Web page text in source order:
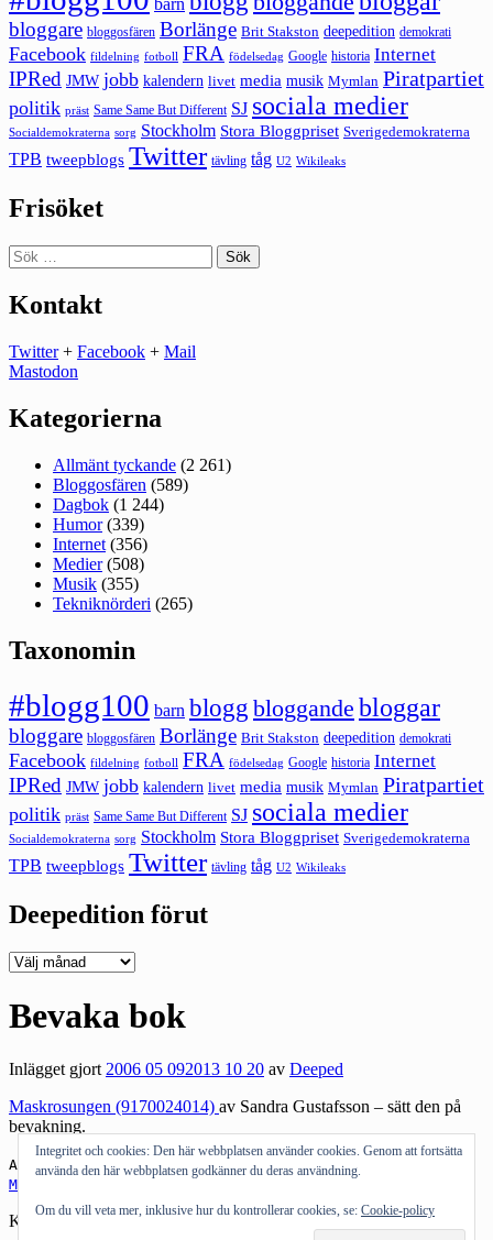
barn
bloggare bloggosfären Borlänge Brit Stakston deepedition demokrati
Facebook fildelning fotboll FRA födelsedag Google historia Internet
IPRed JMW jobb kalendern livet media musik Mymlan Piratpartiet
politik präst Same Same But Different SJ sociala medier
Socialdemokraterna sorg Stockholm Stora Bloggpriset Sverigedemokraterna
TPB tweepblogs Twitter tävling tåg U2 Wikileaks
Frisöket
Sök
efter:
Kontakt
Twitter+ Facebook + Mail
Mastodon
Kategorierna
Allmänt tyckande (2 261)
Bloggosfären (589)
Dagbok (1 244)
Humor(339)
Internet (356)
Medier(508)
Musik (355)
Tekniknörderi (265)
Taxonomin
#blogg100 barn blogg bloggande bloggar
bloggare bloggosfären Borlänge Brit Stakston deepedition demokrati
Facebook fildelning fotboll FRA födelsedag Google historia Internet
IPRed JMW jobb kalendern livet media musik Mymlan Piratpartiet
politik präst Same Same But Different SJ sociala medier
Socialdemokraterna sorg Stockholm Stora Bloggpriset Sverigedemokraterna
TPB tweepblogs Twitter tävling tåg U2 Wikileaks
Deepedition förut
Deepedition
Bevaka bok
Inlägget gjort2006 05 092013 10 20 av Deeped
Maskrosungen (9170024014) av Sandra Gustafsson – sätt den på
bevakning.
Andra bloggar om:Sandra,Sandra Gustafsson
Maskrosungen
Kategorier: Bloggosfären
Integritet och cookies: Den här webbplatsen använder cookies. Genom att fortsätta
använda den här webbplatsen godkänner du deras användning.
Om du vill veta mer, inklusive hur du kontrollerar cookies, se: Cookie-policy